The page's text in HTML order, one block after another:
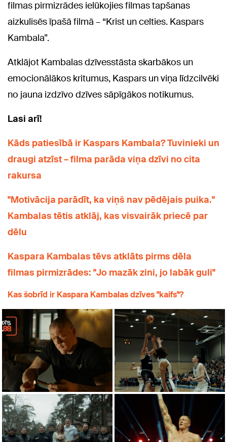
filmas pirmizrādes ielūkojies filmas tapšanas
aizkulisēs īpašā filmā – “Krist un celties. Kaspars
Kambala”.
Atklājot Kambalas dzīvesstāsta skarbākos un
emocionālākos kritumus, Kaspars un viņa līdzcilvēki
no jauna izdzīvo dzīves sāpīgākos notikumus.
Lasi arī!
Kāds patiesībā ir Kaspars Kambala? Tuvinieki un
draugi atzīst – filma parāda viņa dzīvi no cita
rakursa
"Motivācija parādīt, ka viņš nav pēdējais puika."
Kambalas tētis atklāj, kas visvairāk priecē par
dēlu
Kaspara Kambalas tēvs atklāts pirms dēla
filmas pirmizrādes: "Jo mazāk zini, jo labāk guli"
Kas šobrīd ir Kaspara Kambalas dzīves "kaifs"?